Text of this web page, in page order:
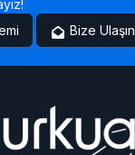
Bize Ulaşın